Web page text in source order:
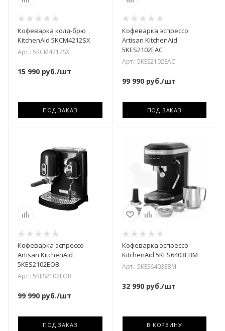
Кофеварка колд-брю
KitchenAid 5KCM4212SX
Арт.: 5KCM4212SX
15 990 руб./шт
ПОД ЗАКАЗ
Кофеварка эспрессо
Artisan KitchenAid
5KES2102EAC
Арт.: 5KES2102EAC
99 990руб./шт
ПОД ЗАКАЗ
Кофеварка эспрессо
Artisan KitchenAid
5KES2102EOB
Арт.: 5KES2102EOB
99 990 руб./шт
ПОД ЗАКАЗ
Кофеварка эспрессо
KitchenAid 5KES6403EBM
Арт.: 5KES6403EBM
32 990руб./шт
В КОРЗИНУ